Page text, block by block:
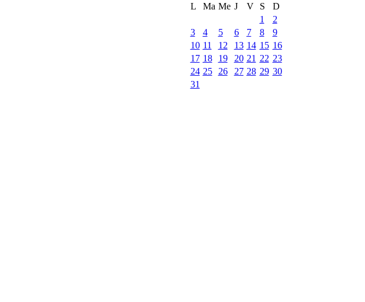
L
Ma Me J V S
D
1
2
3
4 5 6 7 8
9
10 11 12 13 14 15 16
17 18 19 20 21 22 23
24 25 26 27 28 29 30
31